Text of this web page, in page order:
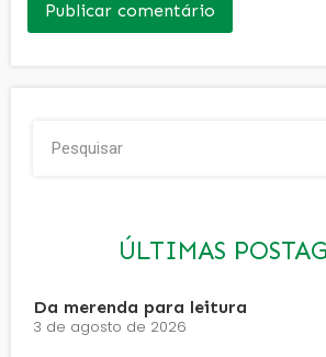
ÚLTIMAS
Da merenda para leitura
3 de agosto de 2026